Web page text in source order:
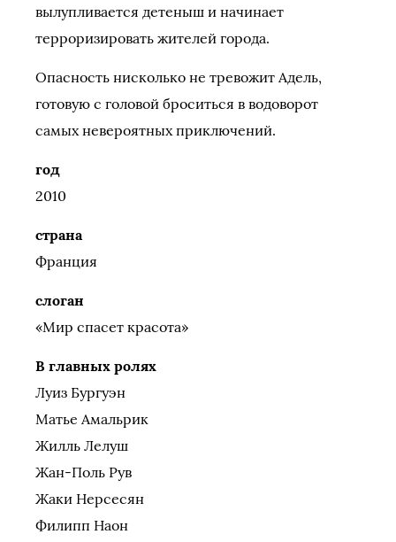
вылупливается детеныш и начинает
терроризировать жителей города.
Опасность нисколько не тревожит Адель,
готовую с головой броситься в водоворот
самых невероятных приключений.
год
2010
страна
Франция
слоган
«Мир спасет красота»
В главных ролях
Луиз Бургуэн
Матье Амальрик
Жилль Лелуш
Жан-Поль Рув
Жаки Нерсесян
Филипп Наон